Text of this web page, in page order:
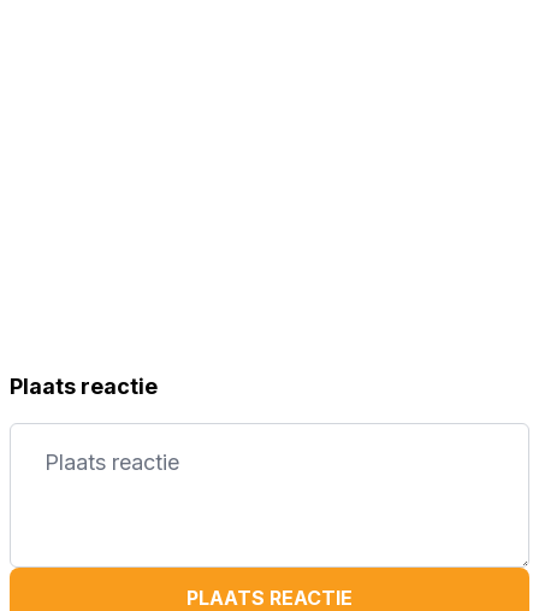
Plaats reactie
PLAATS REACTIE